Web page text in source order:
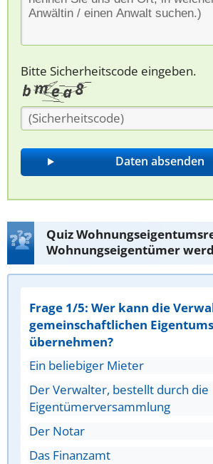
Bitte Sicherheitscode eingeben.
Quiz
Wohnungseigentümer
Frage 1/5: Wer kann die
gemeinschaftlichen Eigentums
übernehmen?
Ein beliebiger Mieter
Der Verwalter, bestellt durch die
Eigentümerversammlung
Der Notar
Das Finanzamt